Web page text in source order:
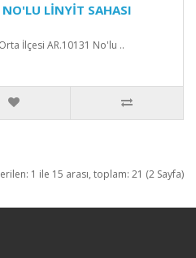
LİNYİT SAHASI
İlçesi AR.10131 No'lu ..
1 ile 15 arası, toplam: 21 (2 Sayfa)